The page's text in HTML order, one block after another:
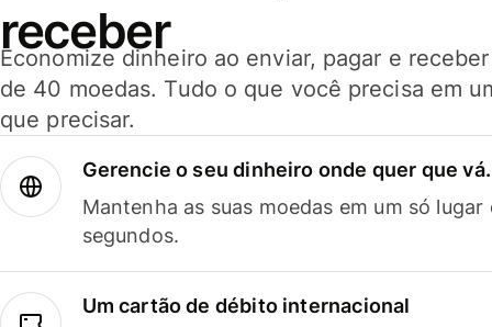
receber
Economize dinheiro ao enviar, pagar e
de 40 moedas. Tudo o que você precisa em
que precisar.
Gerencie o seu dinheiro onde quer que vá.
Mantenha as suas moedas em um só
segundos.
Um cartão de débito internacional